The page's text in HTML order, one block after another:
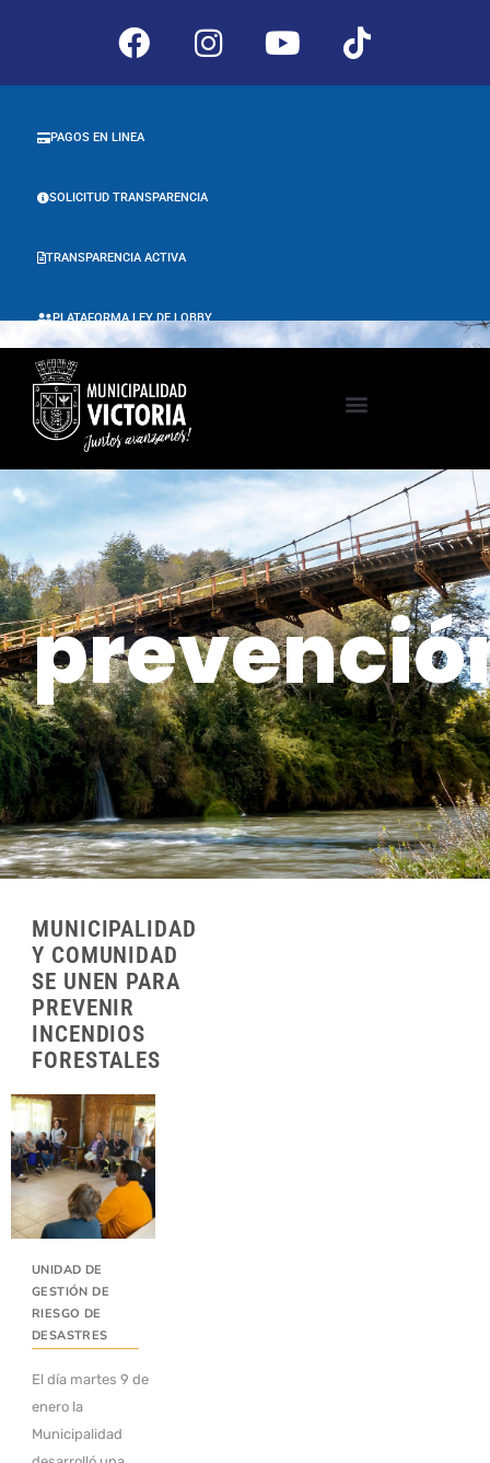
PLATAFORMA LEY DE LOBBY
TRANSPARENCIA ACTIVA
SOLICITUD TRANSPARENCIA
PAGOS EN LINEA
MUNICIPALIDAD
Y COMUNIDAD
SE UNEN PARA
PREVENIR
INCENDIOS
FORESTALES
UNIDAD DE
GESTIÓN DE
RIESGO DE
DESASTRES
El día martes 9 de
enero la
Municipalidad